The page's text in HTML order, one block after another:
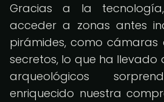
Gracias a la
acceder a zonas antes
pirámides, como cámaras
secretos, lo que ha llevado
arqueológicos
enriquecido nuestra